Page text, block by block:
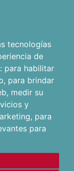
tecnologías
de
para habilitar
, para brindar
, medir su
y
, para
para